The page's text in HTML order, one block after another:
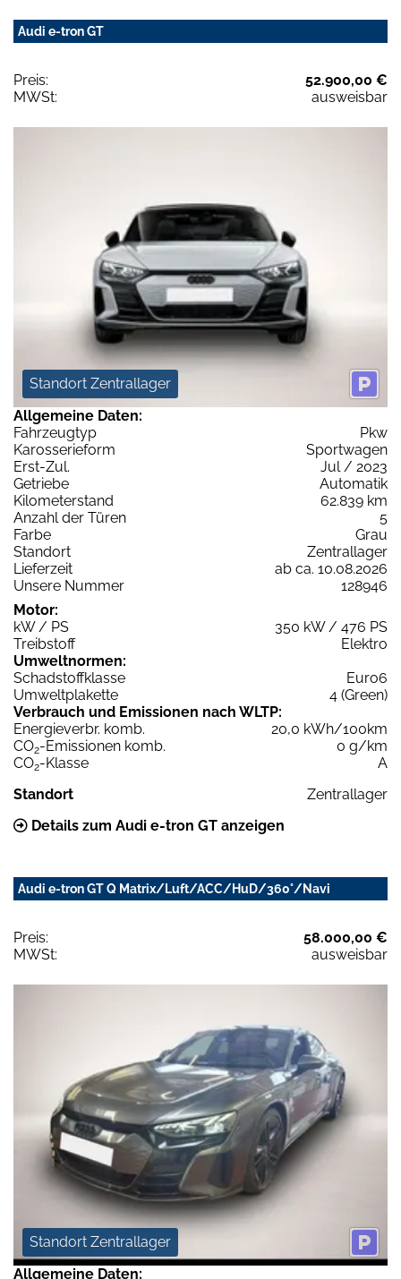
Audi e-tron GT
Preis:
52.900,00 €
MWSt:
ausweisbar
Standort Zentrallager
Allgemeine Daten:
Fahrzeugtyp
Pkw
Karosserieform
Sportwagen
Erst-Zul.
Jul / 2023
Getriebe
Automatik
Kilometerstand
62.839 km
Anzahl der Türen
5
Farbe
Grau
Standort
Zentrallager
Lieferzeit
ab ca. 10.08.2026
Unsere Nummer
128946
Motor:
kW / PS
350 kW / 476 PS
Treibstoff
Elektro
Umweltnormen:
Schadstoffklasse
Euro6
Umweltplakette
4 (Green)
Verbrauch und Emissionen nach WLTP:
Energieverbr. komb.
20,0 kWh/100km
CO2-Emissionen komb.
0 g/km
CO2-Klasse
A
Standort
Zentrallager
Details zum Audi e-tron GT anzeigen
Audi e-tron GT Q Matrix/Luft/ACC/HuD/360°/Navi
Preis:
58.000,00 €
MWSt:
ausweisbar
Standort Zentrallager
Allgemeine Daten: